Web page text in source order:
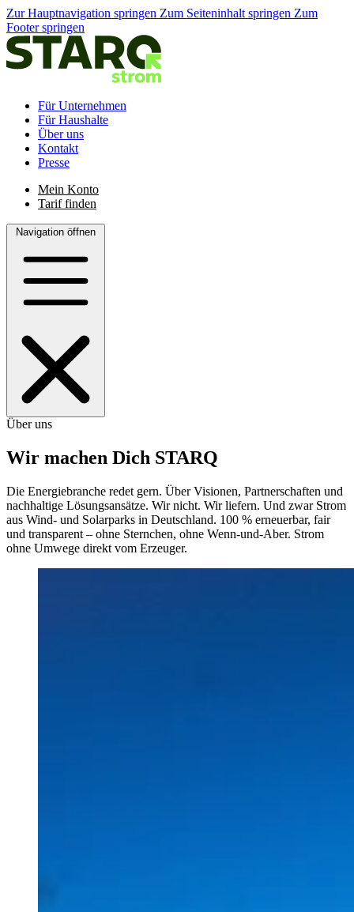
Zur Hauptnavigation springen Zum Seiteninhalt springen Zum
Footer springen
Für Unternehmen
Für Haushalte
Über uns
Kontakt
Presse
Mein Konto
Tarif finden
Navigation öffnen
Über uns
Wir machen Dich STARQ
Die Energiebranche redet gern. Über Visionen, Partnerschaften und
nachhaltige Lösungsansätze. Wir nicht. Wir liefern. Und zwar Strom
aus Wind- und Solarparks in Deutschland. 100 % erneuerbar, fair
und transparent – ohne Sternchen, ohne Wenn-und-Aber. Strom
ohne Umwege direkt vom Erzeuger.